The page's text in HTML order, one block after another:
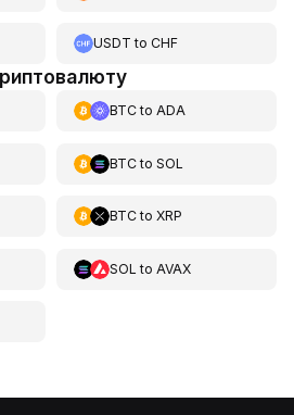
USDT toCHF
BTCto ADA
BTCto SOL
BTCto XRP
SOL to AVAX